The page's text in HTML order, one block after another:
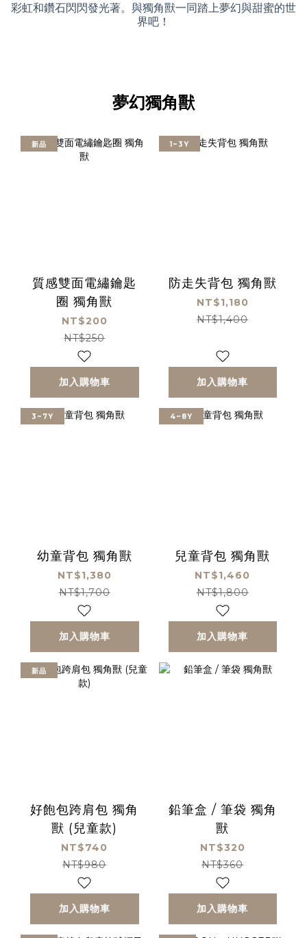
彩虹和鑽石閃閃發光著。與獨角獸一同踏上夢幻與甜蜜的世
界吧！
夢幻獨角獸
新品
質感雙面電繡鑰匙
圈 獨角獸
NT$200
NT$250
加入購物車
1~3Y
防走失背包 獨角獸
NT$1,180
NT$1,400
加入購物車
3~7Y
幼童背包 獨角獸
NT$1,380
NT$1,700
加入購物車
4~8Y
兒童背包 獨角獸
NT$1,460
NT$1,800
加入購物車
新品
好飽包跨肩包 獨角
獸 (兒童款)
NT$740
NT$980
加入購物車
鉛筆盒 / 筆袋 獨角
獸
NT$320
NT$360
加入購物車